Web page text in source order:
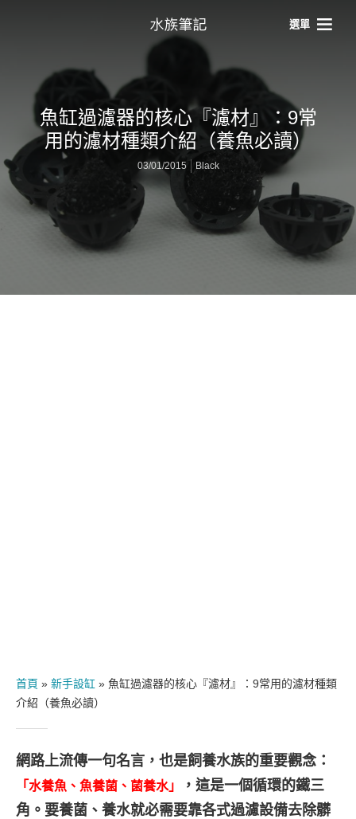
選單
魚缸過濾器的核心『濾材』：9常
用的濾材種類介紹（養魚必讀）
03/01/2015 Black
首頁 » 新手設缸 » 魚缸過濾器的核心『濾材』：9常用的濾材種類
介紹（養魚必讀）
網路上流傳一句名言，也是飼養水族的重要觀念：
「水養魚、魚養菌、菌養水」
，這是一個循環的鐵三
角。要養菌、養水就必需要靠各式過濾設備去除髒